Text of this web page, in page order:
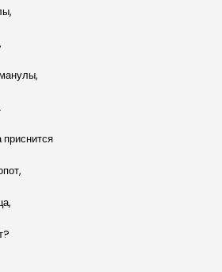
приснится